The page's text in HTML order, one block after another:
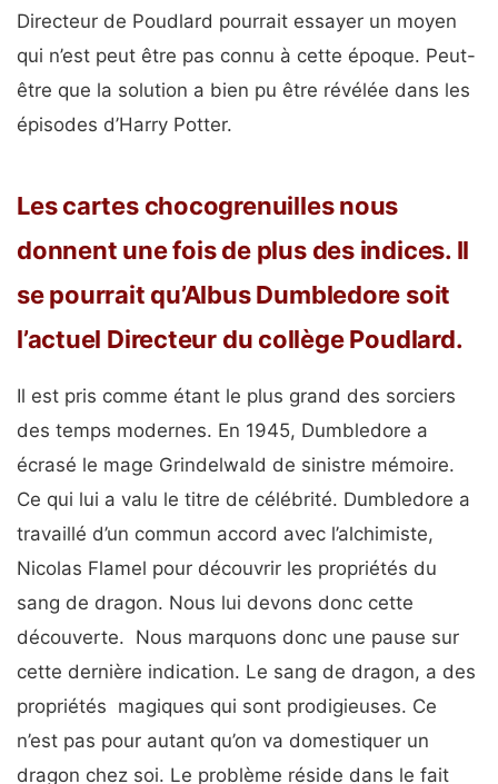
Directeur de Poudlard pourrait essayer un moyen
qui n’est peut être pas connu à cette époque. Peut-
être que la solution a bien pu être révélée dans les
épisodes d’Harry Potter.
Les cartes chocogrenuilles nous
donnent une fois de plus des indices. Il
se pourrait qu’Albus Dumbledore soit
l’actuel Directeur du collège Poudlard.
Il est pris comme étant le plus grand des sorciers
des temps modernes. En 1945, Dumbledore a
écrasé le mage Grindelwald de sinistre mémoire.
Ce qui lui a valu le titre de célébrité. Dumbledore a
travaillé d’un commun accord avec l’alchimiste,
Nicolas Flamel pour découvrir les propriétés du
sang de dragon. Nous lui devons donc cette
découverte. Nous marquons donc une pause sur
cette dernière indication. Le sang de dragon, a des
propriétés magiques qui sont prodigieuses. Ce
n’est pas pour autant qu’on va domestiquer un
dragon chez soi. Le problème réside dans le fait